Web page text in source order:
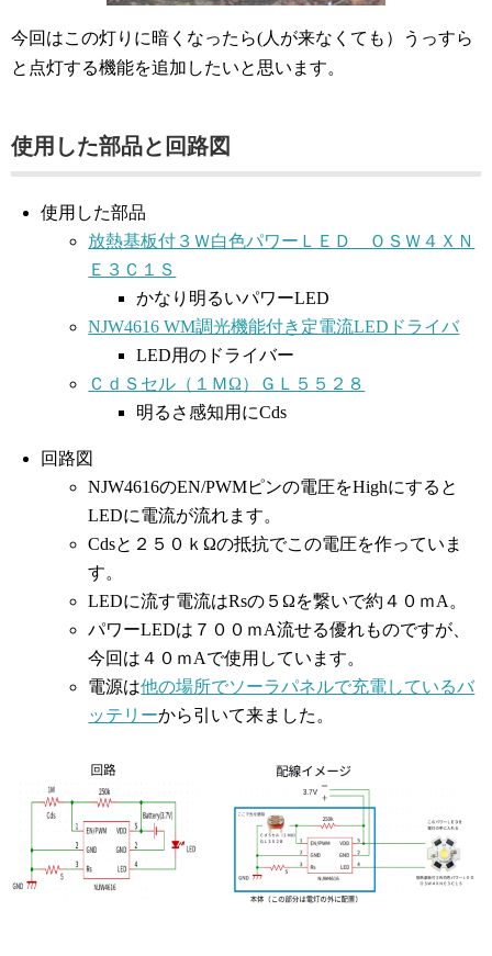
今回はこの灯りに暗くなったら(人が来なくても）うっすら
と点灯する機能を追加したいと思います。
使用した部品と回路図
使用した部品
放熱基板付３Ｗ白色パワーＬＥＤ ＯＳＷ４ＸＮ
Ｅ３Ｃ１Ｓ
かなり明るいパワーLED
NJW4616 WM調光機能付き定電流LEDドライバ
LED用のドライバー
ＣｄＳセル（１ＭΩ）ＧＬ５５２８
明るさ感知用にCds
回路図
NJW4616のEN/PWMピンの電圧をHighにすると
LEDに電流が流れます。
Cdsと２５０ｋΩの抵抗でこの電圧を作っていま
す。
LEDに流す電流はRsの５Ωを繋いで約４０ｍA。
パワーLEDは７００ｍA流せる優れものですが、
今回は４０ｍAで使用しています。
電源は他の場所でソーラパネルで充電しているバ
ッテリーから引いて来ました。